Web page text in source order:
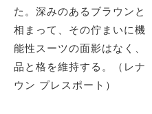
た。深みのあるブラウンと
相まって、その佇まいに機
能性スーツの面影はなく、
品と格を維持する。（レナ
ウン プレスポート）